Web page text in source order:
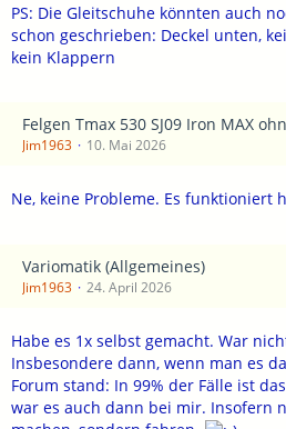
PS: Die Gleitschuhe könnten auch
schon geschrieben: Deckel unten,
kein Klappern
Felgen Tmax 530 SJ09 Iron MAX
Jim1963 10. Mai 2026
Ne, keine Probleme. Es funktioniert
Variomatik (Allgemeines)
Jim1963 24. April 2026
Habe es 1x selbst gemacht. War
Insbesondere dann, wenn man es
Forum stand: In 99% der Fälle ist
war es auch dann bei mir. Insofern